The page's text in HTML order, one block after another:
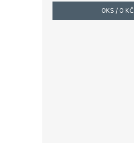
0KS /0 KČ